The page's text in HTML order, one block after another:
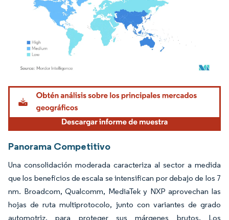
Imagen © Mordor Intelligence. El uso requiere atribución según CC BY 4.0.
Panorama Competitivo
Una consolidación moderada caracteriza al sector a medida
que los beneficios de escala se intensifican por debajo de los 7
nm. Broadcom, Qualcomm, MediaTek y NXP aprovechan las
hojas de ruta multiprotocolo, junto con variantes de grado
automotriz, para proteger sus márgenes brutos. Los